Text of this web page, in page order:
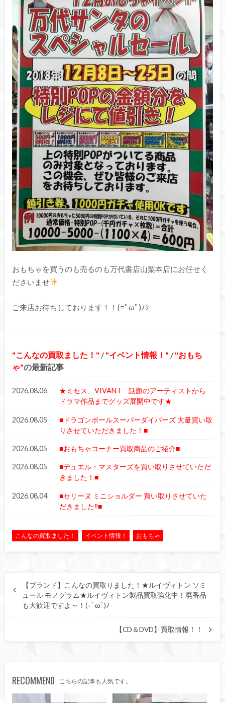
おもちゃを買うのも売るのも万代書店山梨本店にお任せく
ださいませ
ご来店お待ちしております！！(=ﾟωﾟ)ﾉｼ
こんなの買取ました！ / イベント情報！ / おもち
ゃ の最新記事
2026.08.06
★ミセス、VIVANT 話題のアーティストから
ドラマ作品までグッズ展開中です★
2026.08.05
■ドラゴンボールスーパーダイバーズ 大量買い取
りさせていただきました！■
2026.08.05 ■おもちゃコーナー買取商品のご紹介■
2026.08.05
■デュエル・マスターズを買い取りさせていただ
きました！■
2026.08.04
■セリーヌ ミニショルダー 買い取りさせていた
だきました‼■
こんなの買取ました！ イベント情報！ おもちゃ
【ブランド】こんなの買取りました！★ルイヴィトン ソミ
ュール モノグラム★ルイヴィトン製品買取強化中！廃番品
も大歓迎ですよ～！(=ﾟωﾟ)ﾉ
【CD＆DVD】買取情報！！
RECOMMEND こちらの記事も人気です。